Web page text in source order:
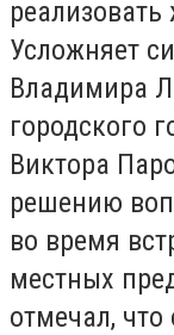
Усложняет
Владимира
городского
Виктора
решению
во время
местных
отмечал,